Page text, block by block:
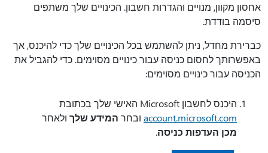
אחסון מקוון, מנויים והגדרות חשבון. הכינויים שלך משתפים
סיסמה בודדת.
כברירת מחדל, ניתן להשתמש בכל הכינויים שלך כדי להיכנס, אך
באפשרותך לחסום כניסה עבור כינויים מסוימים. כדי להגביל את
הכניסה עבור כינויים מסוימים:
היכנס לחשבון Microsoft האישי שלך בכתובת
account.microsoft.com ובחר המידע שלך ולאחר
מכן העדפות כניסה.